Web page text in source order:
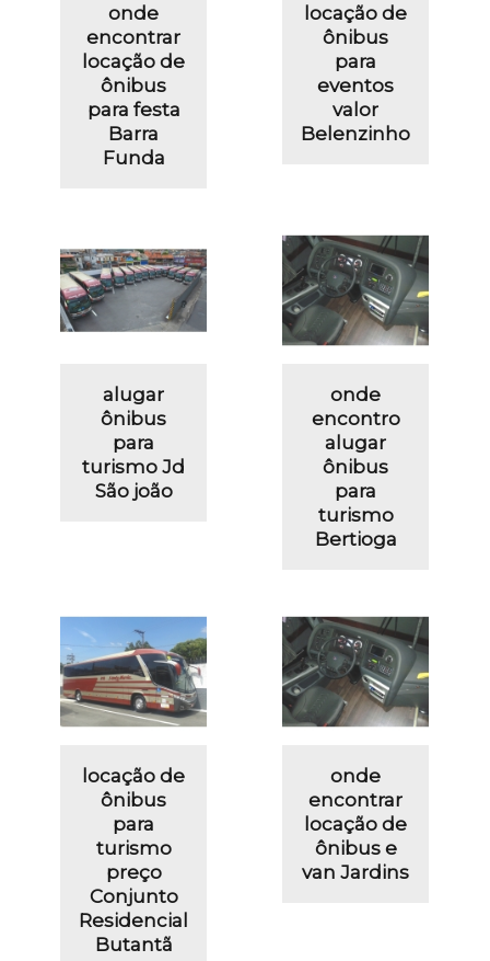
onde
encontrar
locação de
ônibus
para festa
Barra
Funda
locação de
ônibus
para
eventos
valor
Belenzinho
alugar
ônibus
para
turismo Jd
São joão
onde
encontro
alugar
ônibus
para
turismo
Bertioga
locação de
ônibus
para
turismo
preço
Conjunto
Residencial
Butantã
onde
encontrar
locação de
ônibus e
van Jardins